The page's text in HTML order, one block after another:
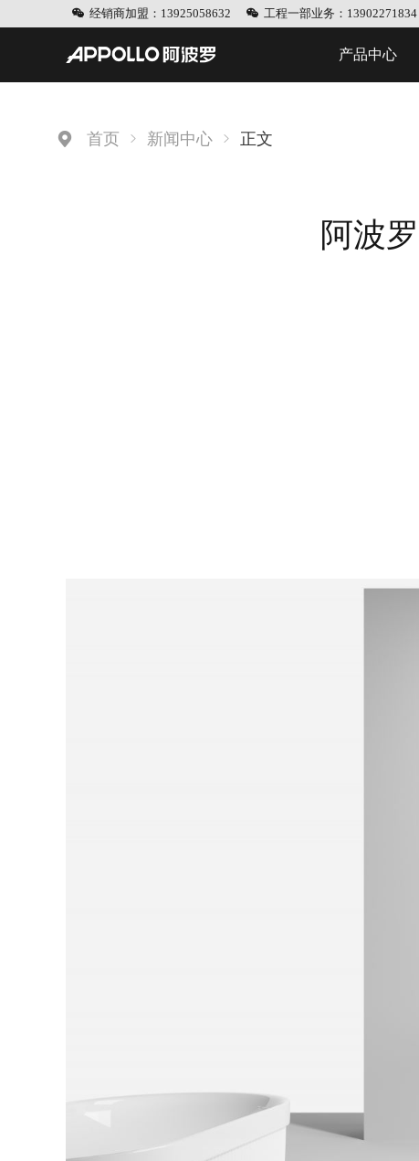
经销商加盟：13925058632 工程一部业务：13902271834
产品中心
首页 新闻中心 正文
阿波